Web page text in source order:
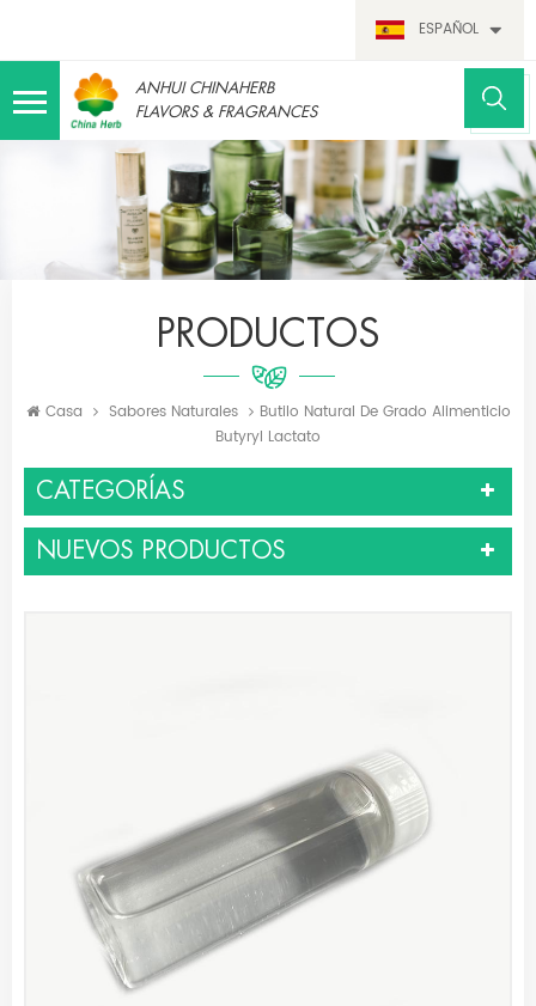
ESPAÑOL
ANHUI CHINAHERB
FLAVORS & FRAGRANCES
PRODUCTOS
Casa Sabores Naturales
Butilo Natural De Grado Alimenticio
Butyryl Lactato
CATEGORÍAS
NUEVOS PRODUCTOS